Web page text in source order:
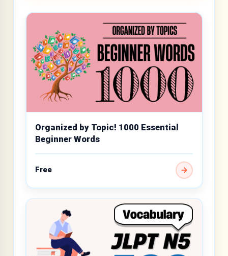
Organized by Topic! 1000 Essential
Beginner Words
Free